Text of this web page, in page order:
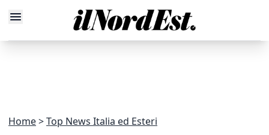
Home Top News Italia ed Esteri